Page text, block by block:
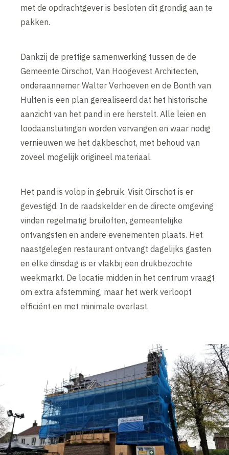
met de opdrachtgever is besloten dit grondig aan te
pakken.
Dankzij de prettige samenwerking tussen de de
Gemeente Oirschot, Van Hoogevest Architecten,
onderaannemer Walter Verhoeven en de Bonth van
Hulten is een plan gerealiseerd dat het historische
aanzicht van het pand in ere herstelt. Alle leien en
loodaansluitingen worden vervangen en waar nodig
vernieuwen we het dakbeschot, met behoud van
zoveel mogelijk origineel materiaal.
Het pand is volop in gebruik. Visit Oirschot is er
gevestigd. In de raadskelder en de directe omgeving
vinden regelmatig bruiloften, gemeentelijke
ontvangsten en andere evenementen plaats. Het
naastgelegen restaurant ontvangt dagelijks gasten
en elke dinsdag is er vlakbij een drukbezochte
weekmarkt. De locatie midden in het centrum vraagt
om extra afstemming, maar het werk verloopt
efficiënt en met minimale overlast.